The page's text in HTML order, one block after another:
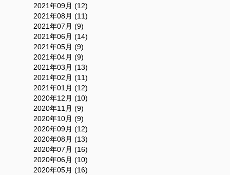
2021年09月 (12)
2021年08月 (11)
2021年07月 (9)
2021年06月 (14)
2021年05月 (9)
2021年04月 (9)
2021年03月 (13)
2021年02月 (11)
2021年01月 (12)
2020年12月 (10)
2020年11月 (9)
2020年10月 (9)
2020年09月 (12)
2020年08月 (13)
2020年07月 (16)
2020年06月 (10)
2020年05月 (16)